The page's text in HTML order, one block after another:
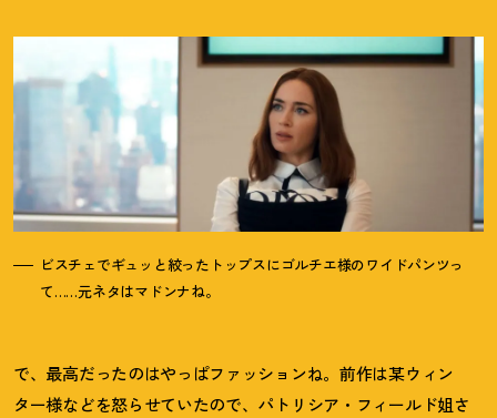
ビスチェでギュッと絞ったトップスにゴルチエ様のワイドパンツっ
て……元ネタはマドンナね。
で、最高だったのはやっぱファッションね。前作は某ウィン
ター様などを怒らせていたので、パトリシア・フィールド姐さ